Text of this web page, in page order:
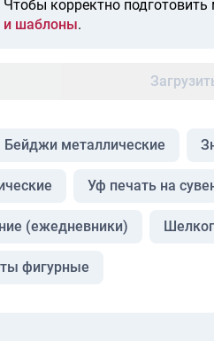
Чтобы корректно подготовить
и шаблоны.
Бейджи металлические
Уф печать на
(ежедневники)
фигурные